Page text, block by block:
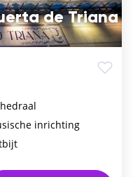
de Triana
inrichting